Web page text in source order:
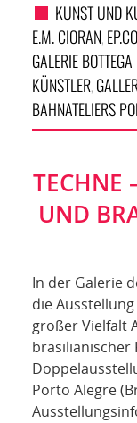
KUNST UND
E.M. CIORAN,
GALERIE
KÜNSTLER,
BAHNATELIERS
TECHNE
UND
In der Galerie
die Ausstellung
großer Vielfalt
brasilianischer
Porto Alegre